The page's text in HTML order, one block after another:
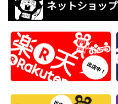
ネットショップ